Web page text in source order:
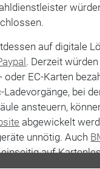
auf digitale
. Derzeit
EC-Karten
Ladevorgänge, bei
ansteuern,
abgewickelt
unnötig. Auch
auf